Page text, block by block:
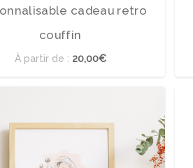
cadeau retro
couffin
À partir de : 20,00€